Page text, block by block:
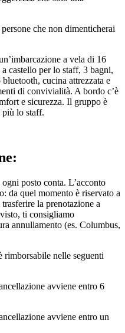
che non dimenticherai
a vela di 16
castello per lo staff, 3 bagni,
cucina attrezzata e
di convivialità. A bordo c’è
e sicurezza. Il gruppo è
più lo staff.
posto conta. L’acconto
da quel momento è riservato a
la prenotazione a
ti consigliamo
annullamento (es. Columbus,
rimborsabile nelle seguenti
avviene entro 6
avviene entro un